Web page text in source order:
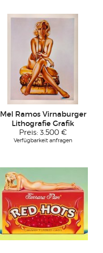
Mel Ramos Virnaburger
Lithografie Grafik
Preis: 3.500 €
Verfügbarkeit anfragen